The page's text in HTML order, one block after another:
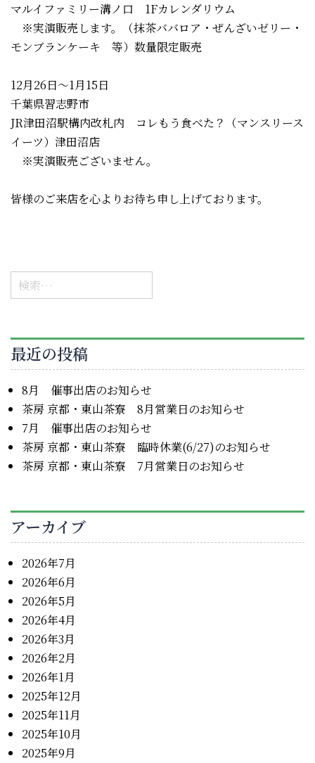
マルイファミリー溝ノ口 1Fカレンダリウム
※実演販売します。（抹茶ババロア・ぜんざいゼリー・
モンブランケーキ 等）数量限定販売
12月26日～1月15日
千葉県習志野市
JR津田沼駅構内改札内 コレもう食べた？（マンスリース
イーツ）津田沼店
※実演販売ございません。
皆様のご来店を心よりお待ち申し上げております。
検
索:
最近の投稿
8月 催事出店のお知らせ
茶房 京都・東山茶寮 8月営業日のお知らせ
7月 催事出店のお知らせ
茶房 京都・東山茶寮 臨時休業(6/27)のお知らせ
茶房 京都・東山茶寮 7月営業日のお知らせ
アーカイブ
2026年7月
2026年6月
2026年5月
2026年4月
2026年3月
2026年2月
2026年1月
2025年12月
2025年11月
2025年10月
2025年9月